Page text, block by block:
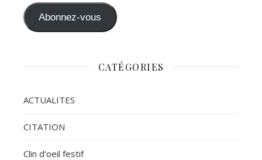
Abonnez-vous
CATÉGORIES
ACTUALITES
CITATION
Clin d'oeil festif